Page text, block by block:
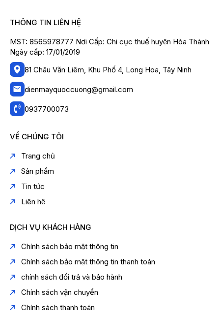
THÔNG TIN LIÊN HỆ
MST: 8565978777 Nơi Cấp: Chi cục thuế huyện Hòa Thành
Ngày cấp: 17/01/2019
81 Châu Văn Liêm, Khu Phố 4, Long Hoa, Tây Ninh
dienmayquoccuong@gmail.com
0937700073
VỀ CHÚNG TÔI
Trang chủ
Sản phẩm
Tin tức
Liên hệ
DỊCH VỤ KHÁCH HÀNG
Chính sách bảo mật thông tin
Chính sách bảo mật thông tin thanh toán
chính sách đổi trả và bảo hành
Chính sách vận chuyển
Chính sách thanh toán